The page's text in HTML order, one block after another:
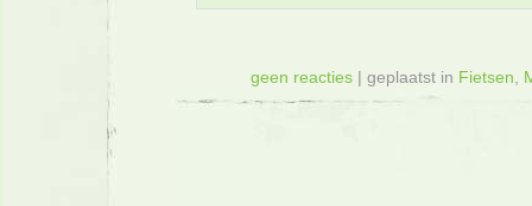
geen reacties| geplaatst in Fietsen